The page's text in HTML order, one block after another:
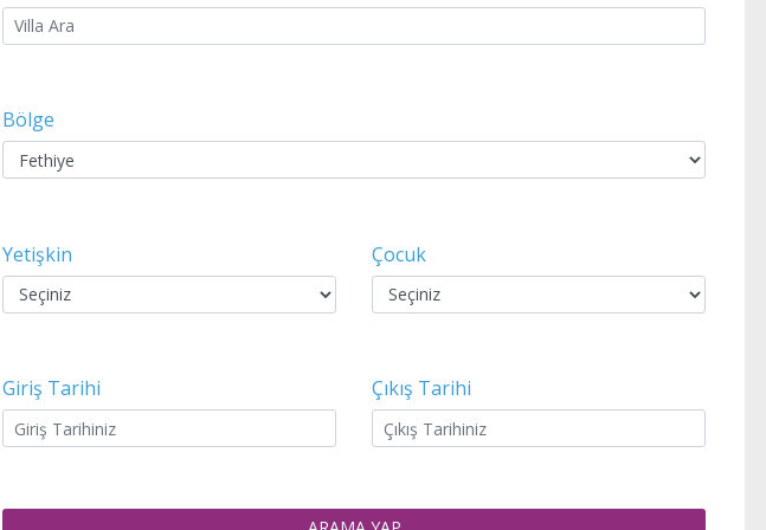
Bölge
Yetişkin Çocuk
Giriş Tarihi Çıkış Tarihi